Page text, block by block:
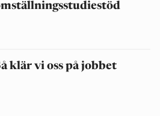
klär vi oss på jobbet